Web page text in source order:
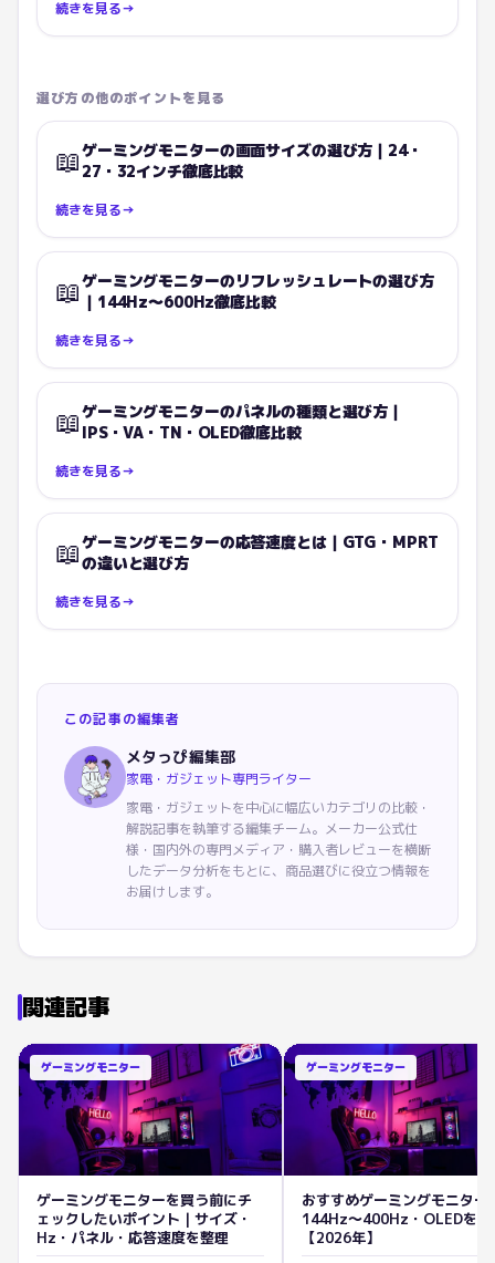
続きを見る→
選び方の他のポイントを見る
📖ゲーミングモニターの画面サイズの選び方｜24・
27・32インチ徹底比較
続きを見る→
📖ゲーミングモニターのリフレッシュレートの選び方
｜144Hz〜600Hz徹底比較
続きを見る→
📖ゲーミングモニターのパネルの種類と選び方｜
IPS・VA・TN・OLED徹底比較
続きを見る→
📖ゲーミングモニターの応答速度とは｜GTG・MPRT
の違いと選び方
続きを見る→
この記事の編集者
メタっぴ編集部
家電・ガジェット専門ライター
家電・ガジェットを中心に幅広いカテゴリの比較・
解説記事を執筆する編集チーム。メーカー公式仕
様・国内外の専門メディア・購入者レビューを横断
したデータ分析をもとに、商品選びに役立つ情報を
お届けします。
関連記事
ゲーミングモニター
ゲーミングモニターを買う前にチ
ェックしたいポイント｜サイズ・
Hz・パネル・応答速度を整理
ゲーミングモニター
おすすめゲーミングモニター
144Hz〜400Hz・OLEDを比
【2026年】